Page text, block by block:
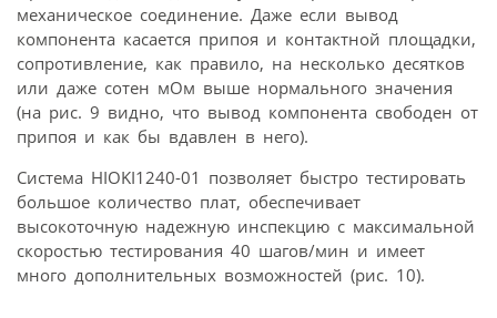
механическое соединение. Даже если вывод
компонента касается припоя и контактной площадки,
сопротивление, как правило, на несколько десятков
или даже сотен мОм выше нормального значения
(на рис. 9 видно, что вывод компонента свободен от
припоя и как бы вдавлен в него).
Система HIOKI1240-01 позволяет быстро тестировать
большое количество плат, обеспечивает
высокоточную надежную инспекцию с максимальной
скоростью тестирования 40 шагов/мин и имеет
много дополнительных возможностей (рис. 10).